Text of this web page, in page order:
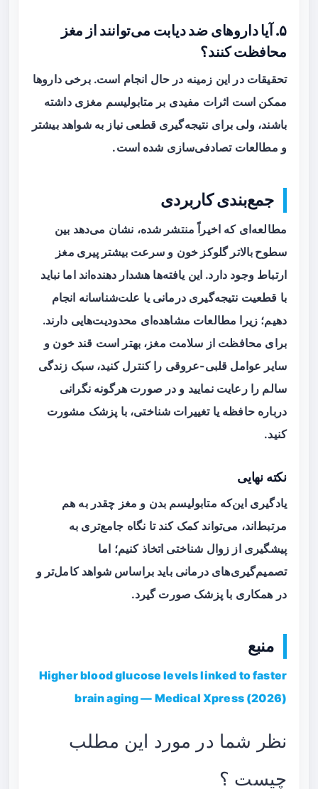
۵. آیا داروهای ضد دیابت می‌توانند از مغز
محافظت کنند؟
تحقیقات در این زمینه در حال انجام است. برخی داروها
ممکن است اثرات مفیدی بر متابولیسم مغزی داشته
باشند، ولی برای نتیجه‌گیری قطعی نیاز به شواهد بیشتر
و مطالعات تصادفی‌سازی شده است.
جمع‌بندی کاربردی
مطالعه‌ای که اخیراً منتشر شده، نشان می‌دهد بین
سطوح بالاتر گلوکز خون و سرعت بیشتر پیری مغز
ارتباط وجود دارد. این یافته‌ها هشدار دهنده‌اند اما نباید
با قطعیت نتیجه‌گیری درمانی یا علت‌شناسانه انجام
دهیم؛ زیرا مطالعات مشاهده‌ای محدودیت‌هایی دارند.
برای محافظت از سلامت مغز، بهتر است قند خون و
سایر عوامل قلبی-عروقی را کنترل کنید، سبک زندگی
سالم را رعایت نمایید و در صورت هرگونه نگرانی
درباره حافظه یا تغییرات شناختی، با پزشک مشورت
کنید.
نکته نهایی
یادگیری این‌که متابولیسم بدن و مغز چقدر به هم
مرتبط‌اند، می‌تواند کمک کند تا نگاه جامع‌تری به
پیشگیری از زوال شناختی اتخاذ کنیم؛ اما
تصمیم‌گیری‌های درمانی باید براساس شواهد کامل‌تر و
در همکاری با پزشک صورت گیرد.
منبع
Higher blood glucose levels linked to faster
brain aging — Medical Xpress (2026)
نظر شما در مورد این مطلب
چیست ؟